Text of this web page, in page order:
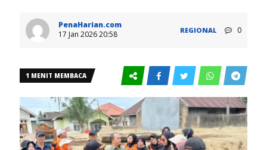
PenaHarian.com
17 Jan 2026 20:58
REGIONAL 0
1 MENIT MEMBACA